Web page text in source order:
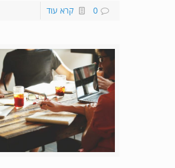
0 קרא עוד